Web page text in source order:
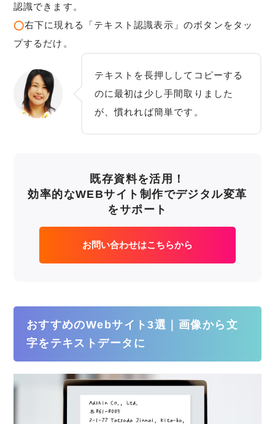
認識できます。
◯右下に現れる「テキスト認識表示」のボタンをタッ
プするだけ。
テキストを長押ししてコピーする
のに最初は少し手間取りました
が、慣れれば簡単です。
既存資料を活用！
効率的なWEBサイト制作でデジタル変革
をサポート
お問い合わせはこちらから
おすすめのWebサイト3選｜画像から文
字をテキストデータに